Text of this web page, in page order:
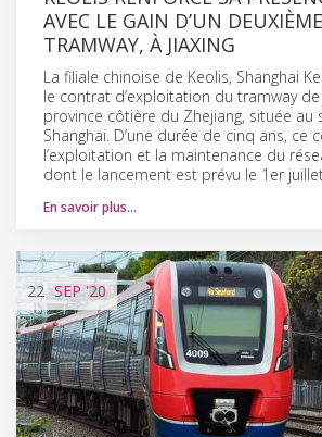
AVEC LE GAIN D’UN
TRAMWAY, À JIAXING
La filiale chinoise de Keolis, Shanghai
le contrat d’exploitation du tramway de
province côtière du Zhejiang, située au
Shanghai. D’une durée de cinq ans, ce
l’exploitation et la maintenance du
dont le lancement est prévu le 1er
En savoir plus…
22 SEP'20